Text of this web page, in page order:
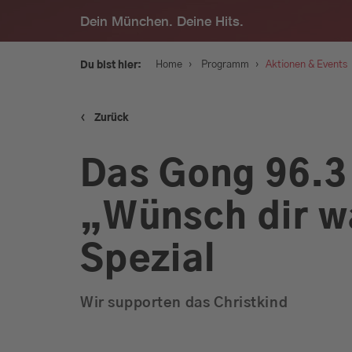
Dein München. Deine Hits.
Programm
Werbung
Musik
Du bist hier: Home › Programm › Aktionen & Events
‹ Zurück
Das Gong
„Wünsch dir
Spezial
Wir supporten das Christkind